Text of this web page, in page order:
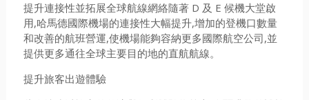
提升連接性並拓展全球航線網絡隨著 D 及 E 候機大堂啟
用,哈馬德國際機場的連接性大幅提升,增加的登機口數量
和改善的航班營運,使機場能夠容納更多國際航空公司,並
提供更多通往全球主要目的地的直航航線。
提升旅客出遊體驗